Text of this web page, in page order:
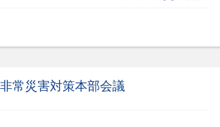
常災害対策本部会議